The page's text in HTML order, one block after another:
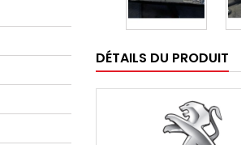
DÉTAILS DU PRODUIT